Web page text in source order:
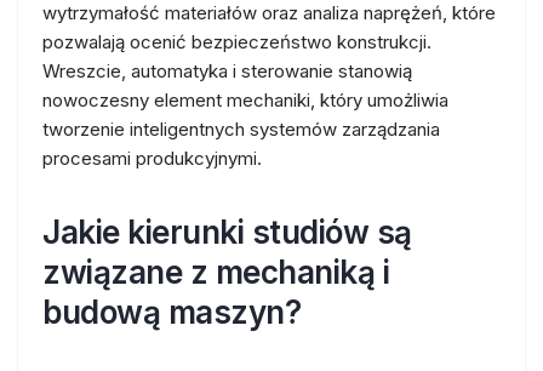
wytrzymałość materiałów oraz analiza naprężeń, które
pozwalają ocenić bezpieczeństwo konstrukcji.
Wreszcie, automatyka i sterowanie stanowią
nowoczesny element mechaniki, który umożliwia
tworzenie inteligentnych systemów zarządzania
procesami produkcyjnymi.
Jakie kierunki studiów są
związane z mechaniką i
budową maszyn?